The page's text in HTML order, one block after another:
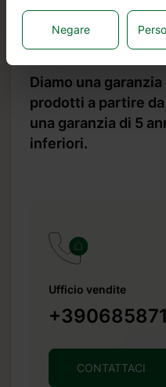
Garanzia
Diamo una
prodotti a partire
una garanzia di 5
inferiori.
Ufficio vendite
CONTATTACI
Negare